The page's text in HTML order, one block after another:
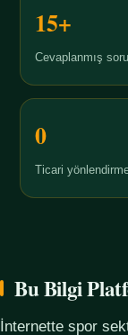
15+
Cevaplanmış soru
0
Ticari
Bu Bilgi
İnternette spor